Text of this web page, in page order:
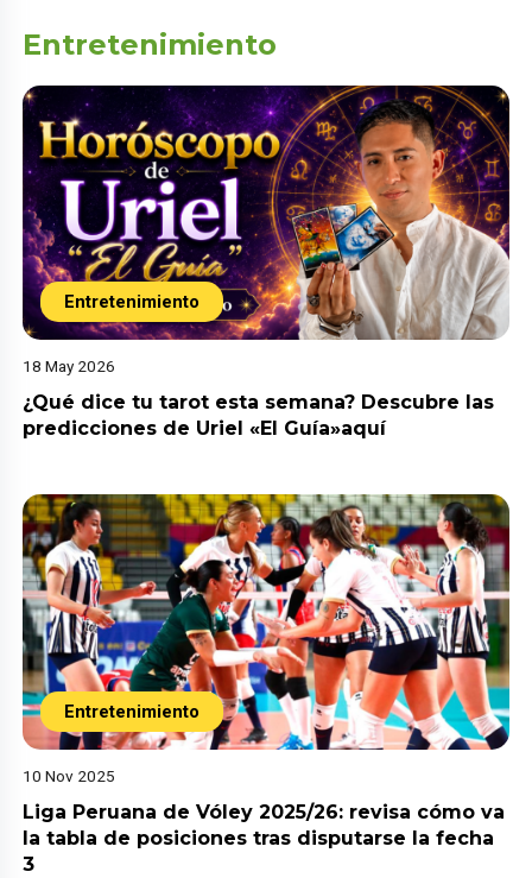
Entretenimiento
Entretenimiento
18 May 2026
¿Qué dice tu tarot esta semana? Descubre las
predicciones de Uriel «El Guía»aquí
Entretenimiento
10 Nov 2025
Liga Peruana de Vóley 2025/26: revisa cómo va
la tabla de posiciones tras disputarse la fecha
3